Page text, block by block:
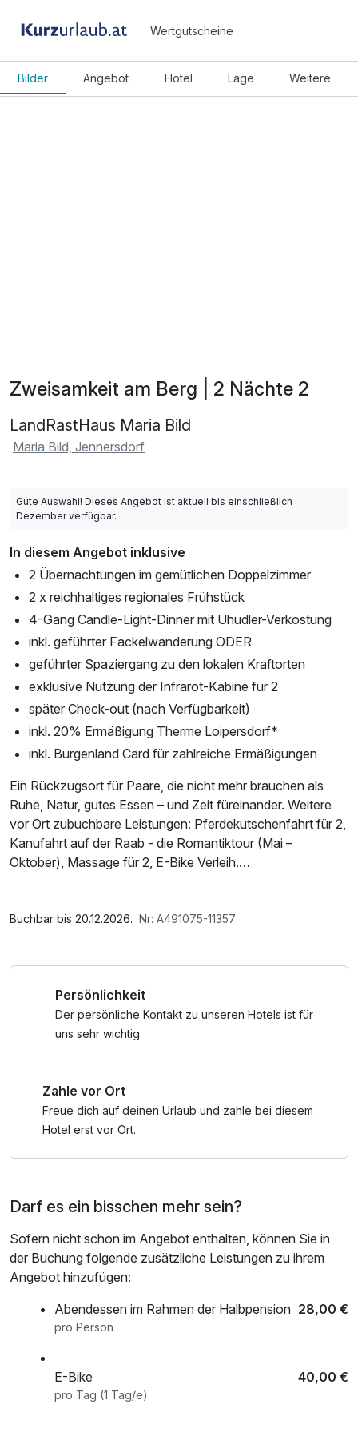
Wertgutscheine
Bilder Angebot Hotel Lage Weitere
Zweisamkeit am Berg | 2 Nächte 2
LandRastHaus Maria Bild
Maria Bild, Jennersdorf
Gute Auswahl! Dieses Angebot ist aktuell bis einschließlich
Dezember verfügbar.
In diesem Angebot inklusive
2 Übernachtungen im gemütlichen Doppelzimmer
2 x reichhaltiges regionales Frühstück
4-Gang Candle-Light-Dinner mit Uhudler-Verkostung
inkl. geführter Fackelwanderung ODER
geführter Spaziergang zu den lokalen Kraftorten
exklusive Nutzung der Infrarot-Kabine für 2
später Check-out (nach Verfügbarkeit)
inkl. 20% Ermäßigung Therme Loipersdorf*
inkl. Burgenland Card für zahlreiche Ermäßigungen
Ein Rückzugsort für Paare, die nicht mehr brauchen als
Ruhe, Natur, gutes Essen – und Zeit füreinander. Weitere
vor Ort zubuchbare Leistungen: Pferdekutschenfahrt für 2,
Kanufahrt auf der Raab - die Romantiktour (Mai –
Oktober), Massage für 2, E-Bike Verleih.
Manchmal braucht es keinen Luxus, sondern einen Ort, der
sanfte Hügel und weite Landschaft, inmitten des Naturpark
Raab, liegt das LandRastHaus Maria Bild. Ein Haus, das
Ruhe schenkt, Entschleunigung möglich macht und seine
Hier trifft Wirtshauskultur in Spitzenqualität auf liebevoll
gestaltete Rückzugsmomente: regionale Küche, saisonale
Spezialitäten, stimmiges Ambiente – und viel Herz.
20% Rabatt auf die Tageskarte für Erwachsene ins
Thermen- und Erlebnisbad inkl. Saunadorf mit der
Burgenland Card.
Bitte beachten Sie:
+43 3382 8204 0 oder online mit Angabe des Online-
Rabattcodes: "burgenland20" erforderlich.
Parkplatz, 1 x kleines Abschiedsgeschenk, W-LAN
Buchbar bis 20.12.2026. Nr: A491075-11357
Persönlichkeit
Der persönliche Kontakt zu unseren Hotels ist für
uns sehr wichtig.
Zahle vor Ort
Freue dich auf deinen Urlaub und zahle bei diesem
Hotel erst vor Ort.
Darf es ein bisschen mehr sein?
Sofern nicht schon im Angebot enthalten, können Sie in
der Buchung folgende zusätzliche Leistungen zu ihrem
Angebot hinzufügen:
Abendessen im Rahmen der Halbpension 28,00 €
pro Person
E-Bike 40,00 €
pro Tag (1 Tag/e)